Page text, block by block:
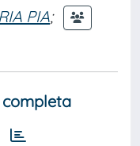
PIA;
completa